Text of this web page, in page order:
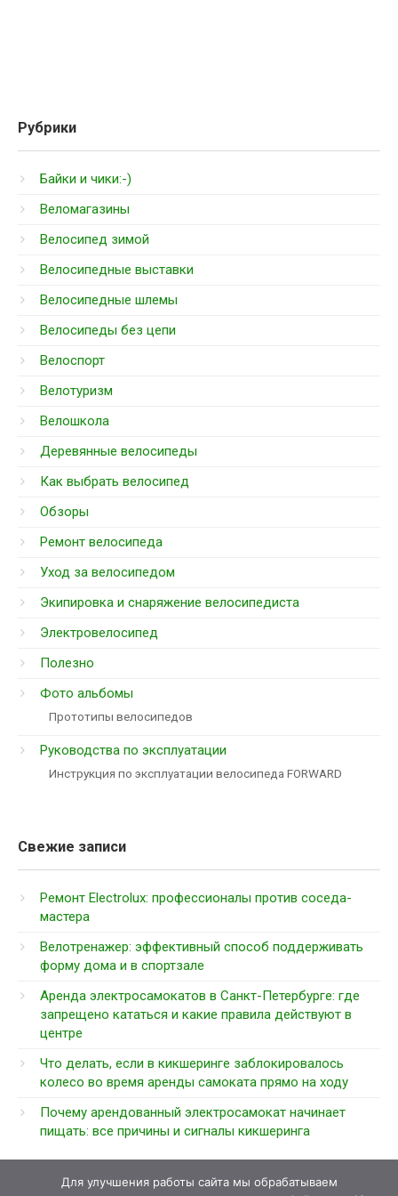
Рубрики
Байки и чики:-)
Веломагазины
Велосипед зимой
Велосипедные выставки
Велосипедные шлемы
Велосипеды без цепи
Велоспорт
Велотуризм
Велошкола
Деревянные велосипеды
Как выбрать велосипед
Обзоры
Ремонт велосипеда
Уход за велосипедом
Экипировка и снаряжение велосипедиста
Электровелосипед
Полезно
Фото альбомы
Прототипы велосипедов
Руководства по эксплуатации
Инструкция по эксплуатации велосипеда FORWARD
Свежие записи
Ремонт Electrolux: профессионалы против соседа-
мастера
Велотренажер: эффективный способ поддерживать
форму дома и в спортзале
Аренда электросамокатов в Санкт-Петербурге: где
запрещено кататься и какие правила действуют в
центре
Что делать, если в кикшеринге заблокировалось
колесо во время аренды самоката прямо на ходу
Почему арендованный электросамокат начинает
пищать: все причины и сигналы кикшеринга
Для улучшения работы сайта мы обрабатываем